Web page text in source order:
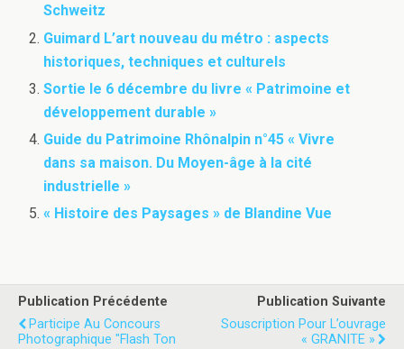
Schweitz
Guimard L’art nouveau du métro : aspects
historiques, techniques et culturels
Sortie le 6 décembre du livre « Patrimoine et
développement durable »
Guide du Patrimoine Rhônalpin n°45 « Vivre
dans sa maison. Du Moyen-âge à la cité
industrielle »
« Histoire des Paysages » de Blandine Vue
Publication Précédente
Participe Au Concours
Photographique "Flash Ton
Publication Suivante
Souscription Pour L’ouvrage
« GRANITE »